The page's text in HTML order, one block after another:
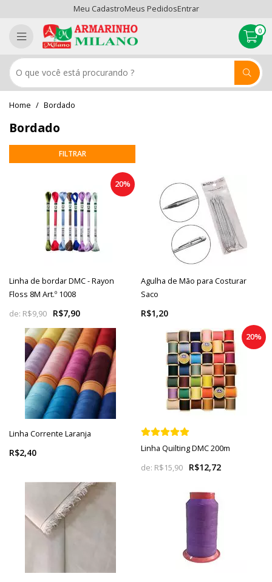
Meu CadastroMeus PedidosEntrar
0
Bordado
Bordado
Linha de bordar DMC - Rayon
Floss 8M Art.º 1008
de: R$9,90 R$7,90
20%
Agulha de Mão para Costurar
Saco
R$1,20
Linha Corrente Laranja
R$2,40
Linha Quilting DMC 200m
de: R$15,90 R$12,72
20%